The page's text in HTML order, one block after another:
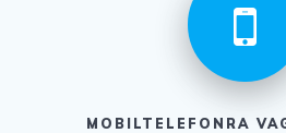
MOBILTELEFONRA